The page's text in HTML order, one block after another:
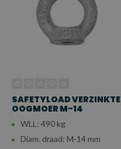
SAFETYLOAD VERZINKTE
OOGMOER M-14
WLL: 490 kg
Diam. draad: M-14 mm